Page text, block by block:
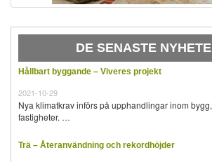
DE SENASTE
Hållbart byggande – Viveres projekt
2021-10-29
Nya klimatkrav införs på upphandlingar inom
fastigheter. …
Trä – Återanvändning och rekordhöjder